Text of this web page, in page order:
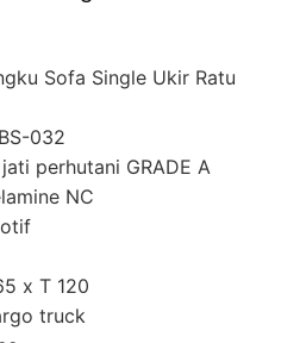
Sofa Single Ukir Ratu
032
perhutani GRADE A
NC
x T 120
truck